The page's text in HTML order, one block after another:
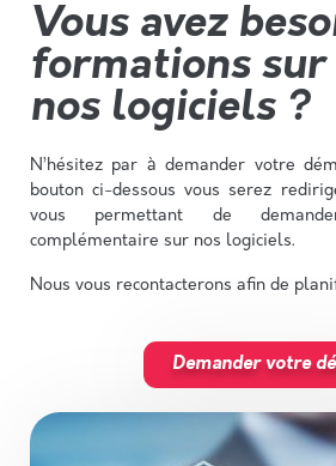
Vous avez
formations
nos logiciels ?
N’hésitez par à demander votre
bouton ci-dessous vous serez
vous permettant de
complémentaire sur nos logiciels.
Nous vous recontacterons afin de
Demander votre